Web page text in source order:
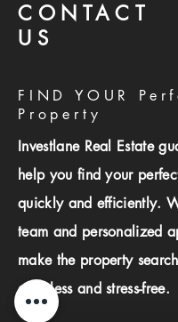
CONTACT
US
FIND YOUR
Property
Investlane Real Estate
help you find your
quickly and efficiently.
team and personalized
make the property
seamless and stress-free.